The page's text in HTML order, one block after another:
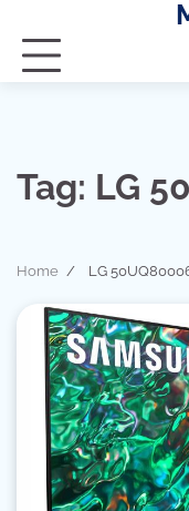
content
Tag: LG
Home LG